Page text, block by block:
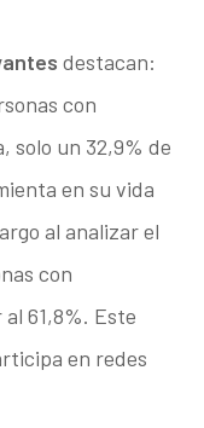
destacan:
con
solo un 32,9% de
en su vida
al analizar el
con
61,8%. Este
en redes